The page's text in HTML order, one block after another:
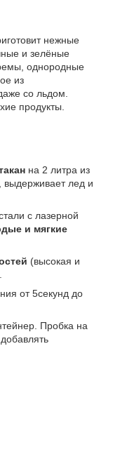
нежные
и зелёные
однородные
из
со льдом.
продукты.
на 2 литра из
выдерживает лед и
с лазерной
и мягкие
(высокая и
от 5секунд до
Пробка на